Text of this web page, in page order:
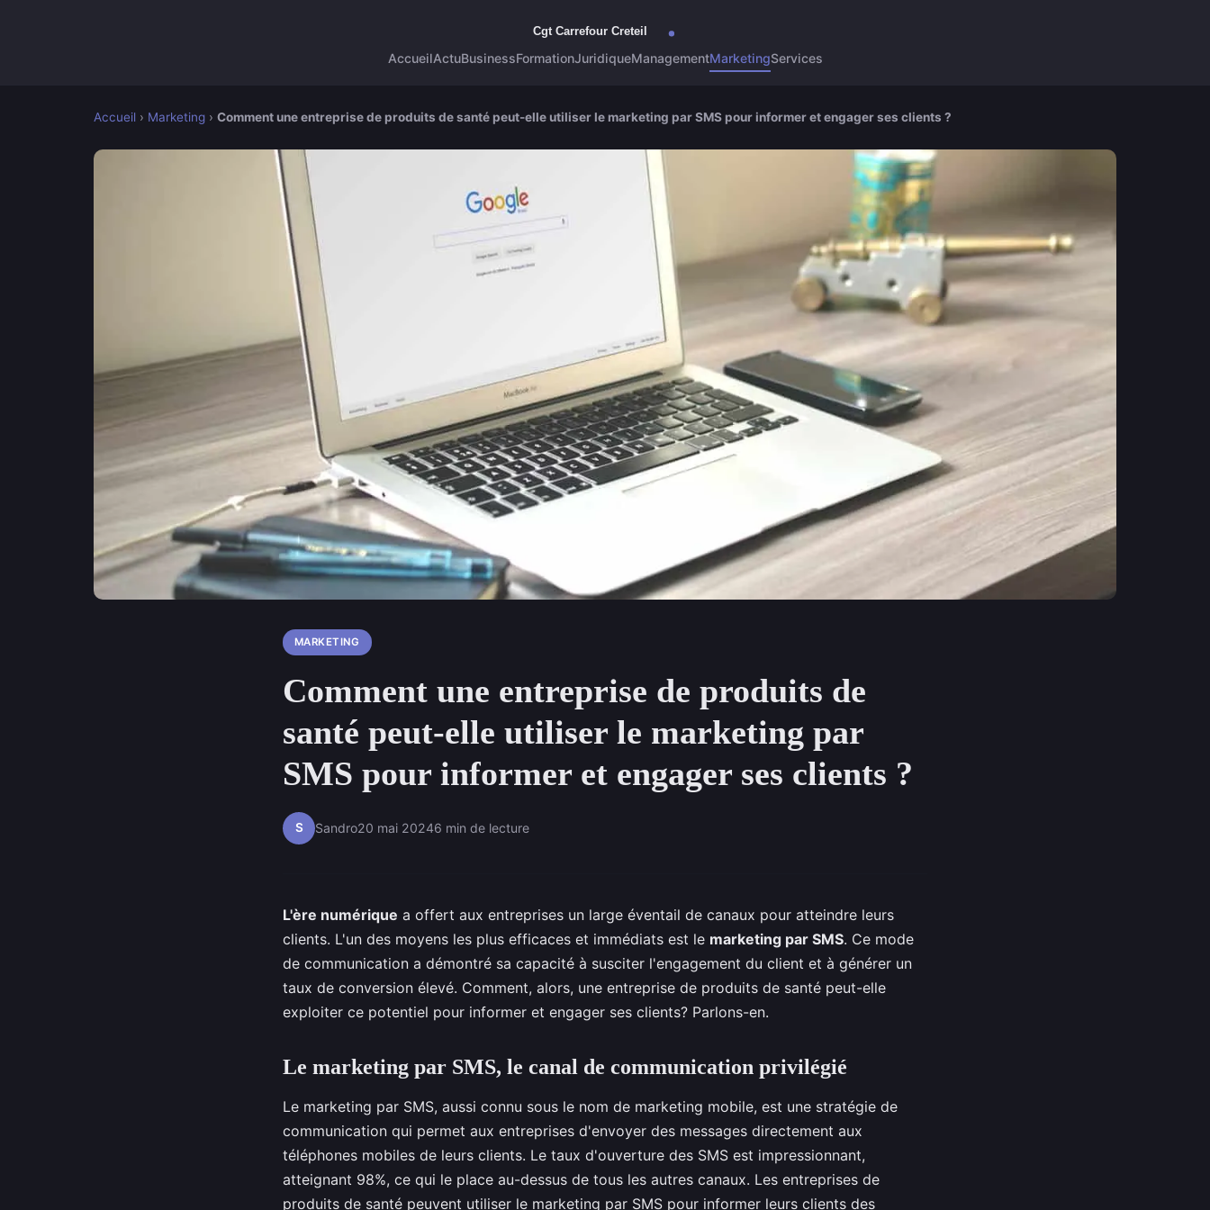
AccueilActuBusinessFormationJuridiqueManagementMarketingServices
Accueil › Marketing › Comment une entreprise de produits de santé peut-elle utiliser le marketing par SMS pour informer et engager ses clients ?
MARKETING
Comment une entreprise de produits de
santé peut-elle utiliser le marketing par
SMS pour informer et engager ses clients ?
S Sandro20 mai 20246 min de lecture
L'ère numérique a offert aux entreprises un large éventail de canaux pour atteindre leurs
clients. L'un des moyens les plus efficaces et immédiats est le marketing par SMS. Ce mode
de communication a démontré sa capacité à susciter l'engagement du client et à générer un
taux de conversion élevé. Comment, alors, une entreprise de produits de santé peut-elle
exploiter ce potentiel pour informer et engager ses clients? Parlons-en.
Le marketing par SMS, le canal de communication privilégié
Le marketing par SMS, aussi connu sous le nom de marketing mobile, est une stratégie de
communication qui permet aux entreprises d'envoyer des messages directement aux
téléphones mobiles de leurs clients. Le taux d'ouverture des SMS est impressionnant,
atteignant 98%, ce qui le place au-dessus de tous les autres canaux. Les entreprises de
produits de santé peuvent utiliser le marketing par SMS pour informer leurs clients des